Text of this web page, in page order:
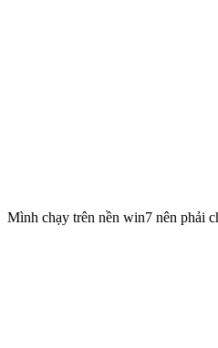
Mình chạy trên nền win7 nên phải